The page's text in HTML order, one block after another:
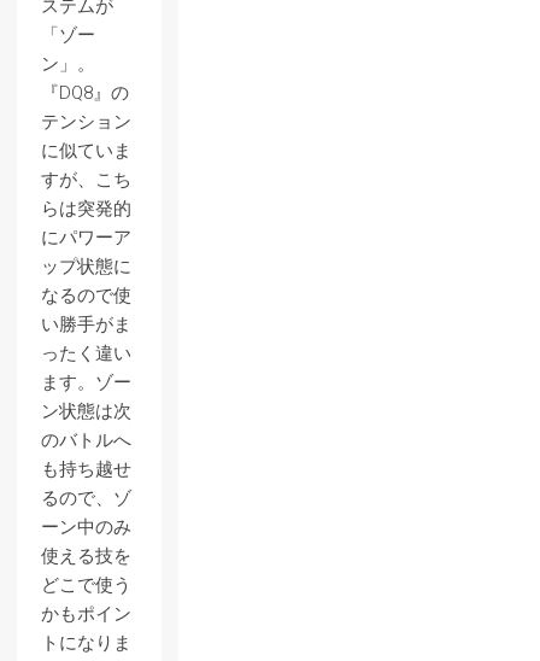
ステムが
「ゾー
ン」。
『DQ8』の
テンション
に似ていま
すが、こち
らは突発的
にパワーア
ップ状態に
なるので使
い勝手がま
ったく違い
ます。ゾー
ン状態は次
のバトルへ
も持ち越せ
るので、ゾ
ーン中のみ
使える技を
どこで使う
かもポイン
トになりま